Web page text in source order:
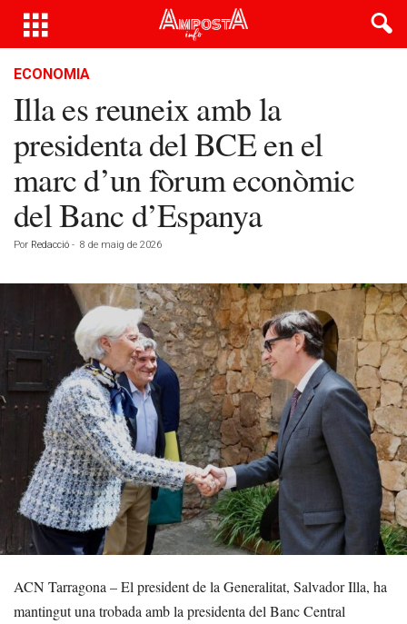
ECONOMIA
Illa es reuneix amb la
presidenta del BCE en el
marc d’un fòrum econòmic
del Banc d’Espanya
Por Redacció - 8 de maig de 2026
ACN Tarragona – El president de la Generalitat, Salvador Illa, ha
mantingut una trobada amb la presidenta del Banc Central